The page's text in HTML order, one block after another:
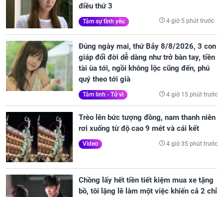
điều thứ 3
Tâm sự tình yêu 4 giờ 5 phút trước
Đúng ngày mai, thứ Bảy 8/8/2026, 3 con
giáp đổi đời dễ dàng như trở bàn tay, tiền
tài ùa tới, ngồi không lộc cũng đến, phú
quý theo tới già
Tâm linh - Tử vi 4 giờ 15 phút trước
Trèo lên bức tượng đồng, nam thanh niên
rơi xuống từ độ cao 9 mét và cái kết
Video 4 giờ 35 phút trước
Chồng lấy hết tiền tiết kiệm mua xe tặng
bồ, tôi lặng lẽ làm một việc khiến cả 2 chỉ